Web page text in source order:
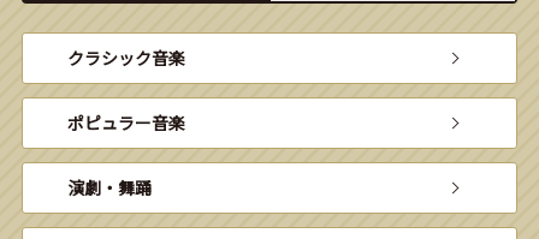
クラシック音楽
ポピュラー音楽
演劇・舞踊